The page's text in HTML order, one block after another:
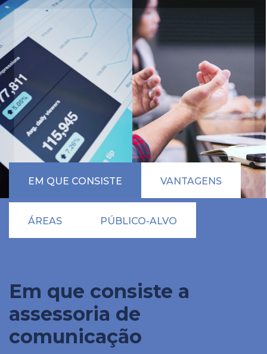
EM QUE CONSISTE VANTAGENS
ÁREAS PÚBLICO-ALVO
Em que consiste a
assessoria de
comunicação